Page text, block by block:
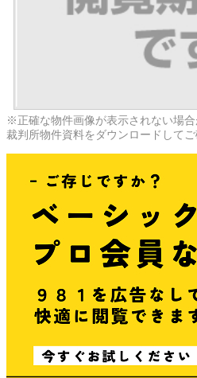
※正確な物件画像が表示されない場
裁判所物件資料をダウンロードしてご